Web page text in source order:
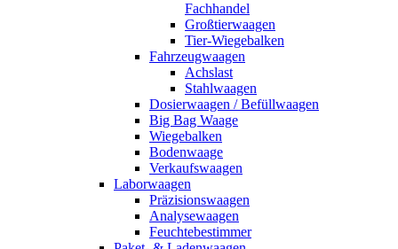
Fachhandel
Großtierwaagen
Tier-Wiegebalken
Fahrzeugwaagen
Achslast
Stahlwaagen
Dosierwaagen / Befüllwaagen
Big Bag Waage
Wiegebalken
Bodenwaage
Verkaufswaagen
Laborwaagen
Präzisionswaagen
Analysewaagen
Feuchtebestimmer